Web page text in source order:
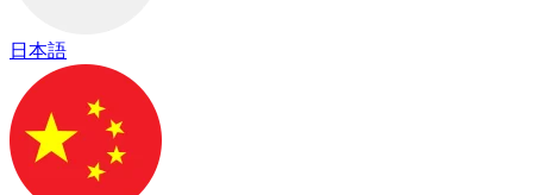
日本語